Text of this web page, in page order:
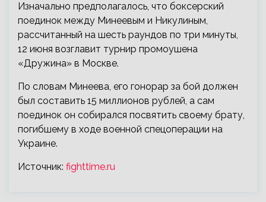
Изначально предполагалось, что боксерский
поединок между Минеевым и Никулиным,
рассчитанный на шесть раундов по три минуты,
12 июня возглавит турнир промоушена
«Дружина» в Москве.
По словам Минеева, его гонорар за бой должен
был составить 15 миллионов рублей, а сам
поединок он собирался посвятить своему брату,
погибшему в ходе военной спецоперации на
Украине.
Источник: fighttime.ru